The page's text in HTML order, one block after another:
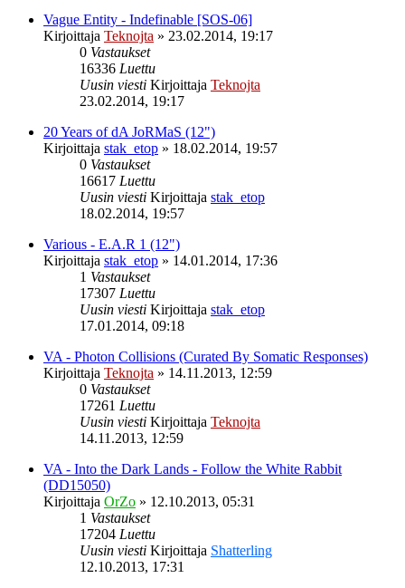
Vague Entity - Indefinable [SOS-06]
Kirjoittaja Teknojta » 23.02.2014, 19:17
0 Vastaukset
16336 Luettu
Uusin viesti Kirjoittaja Teknojta
23.02.2014, 19:17
20 Years of dA JoRMaS (12")
Kirjoittaja stak_etop » 18.02.2014, 19:57
0 Vastaukset
16617 Luettu
Uusin viesti Kirjoittaja stak_etop
18.02.2014, 19:57
Various - E.A.R 1 (12")
Kirjoittaja stak_etop » 14.01.2014, 17:36
1 Vastaukset
17307 Luettu
Uusin viesti Kirjoittaja stak_etop
17.01.2014, 09:18
VA - Photon Collisions (Curated By Somatic Responses)
Kirjoittaja Teknojta » 14.11.2013, 12:59
0 Vastaukset
17261 Luettu
Uusin viesti Kirjoittaja Teknojta
14.11.2013, 12:59
VA - Into the Dark Lands - Follow the White Rabbit
(DD15050)
Kirjoittaja OrZo » 12.10.2013, 05:31
1 Vastaukset
17204 Luettu
Uusin viesti Kirjoittaja Shatterling
12.10.2013, 17:31